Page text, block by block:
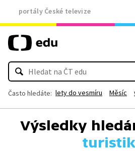
portály České televize
Často hledáte: lety do vesmíru Měsíc
Výsledky